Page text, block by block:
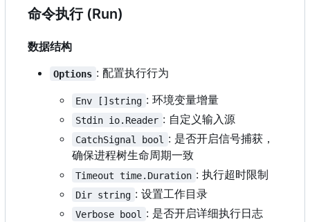
命令执行 (Run)
数据结构
Options : 配置执行行为
Env []string : 环境变量增量
Stdin io.Reader : 自定义输入源
CatchSignal bool
: 是否开启信号捕获，
确保进程树生命周期一致
Timeout time.Duration : 执行超时限制
Dir string : 设置工作目录
Verbose bool
: 是否开启详细执行日志